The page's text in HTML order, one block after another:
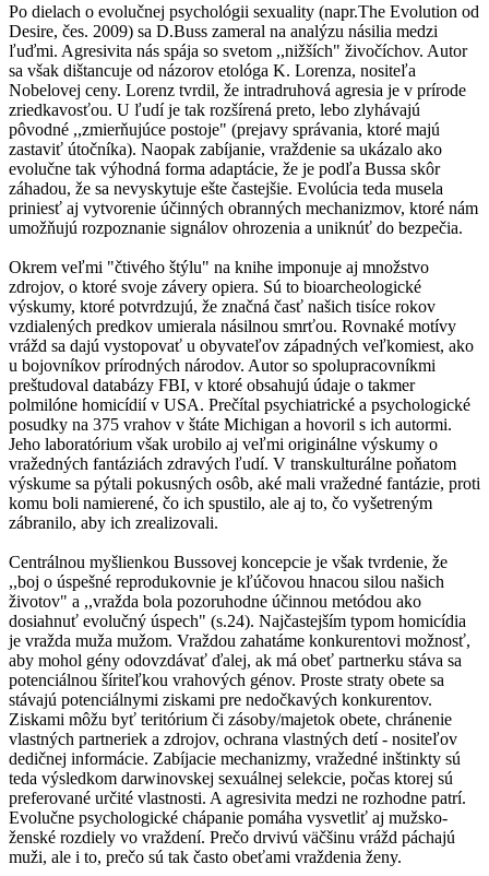
Po dielach o evolučnej psychológii sexuality (napr.The Evolution od
Desire, čes. 2009) sa D.Buss zameral na analýzu násilia medzi
ľuďmi. Agresivita nás spája so svetom ,,nižších" živočíchov. Autor
sa však dištancuje od názorov etológa K. Lorenza, nositeľa
Nobelovej ceny. Lorenz tvrdil, že intradruhová agresia je v prírode
zriedkavosťou. U ľudí je tak rozšírená preto, lebo zlyhávajú
pôvodné ,,zmierňujúce postoje" (prejavy správania, ktoré majú
zastaviť útočníka). Naopak zabíjanie, vraždenie sa ukázalo ako
evolučne tak výhodná forma adaptácie, že je podľa Bussa skôr
záhadou, že sa nevyskytuje ešte častejšie. Evolúcia teda musela
priniesť aj vytvorenie účinných obranných mechanizmov, ktoré nám
umožňujú rozpoznanie signálov ohrozenia a uniknúť do bezpečia.
Okrem veľmi "čtivého štýlu" na knihe imponuje aj množstvo
zdrojov, o ktoré svoje závery opiera. Sú to bioarcheologické
výskumy, ktoré potvrdzujú, že značná časť našich tisíce rokov
vzdialených predkov umierala násilnou smrťou. Rovnaké motívy
vrážd sa dajú vystopovať u obyvateľov západných veľkomiest, ako
u bojovníkov prírodných národov. Autor so spolupracovníkmi
preštudoval databázy FBI, v ktoré obsahujú údaje o takmer
polmilóne homicídií v USA. Prečítal psychiatrické a psychologické
posudky na 375 vrahov v štáte Michigan a hovoril s ich autormi.
Jeho laboratórium však urobilo aj veľmi originálne výskumy o
vražedných fantáziách zdravých ľudí. V transkulturálne poňatom
výskume sa pýtali pokusných osôb, aké mali vražedné fantázie, proti
komu boli namierené, čo ich spustilo, ale aj to, čo vyšetreným
zábranilo, aby ich zrealizovali.
Centrálnou myšlienkou Bussovej koncepcie je však tvrdenie, že
,,boj o úspešné reprodukovnie je kľúčovou hnacou silou našich
životov" a ,,vražda bola pozoruhodne účinnou metódou ako
dosiahnuť evolučný úspech" (s.24). Najčastejším typom homicídia
je vražda muža mužom. Vraždou zahatáme konkurentovi možnosť,
aby mohol gény odovzdávať ďalej, ak má obeť partnerku stáva sa
potenciálnou šíriteľkou vrahových génov. Proste straty obete sa
stávajú potenciálnymi ziskami pre nedočkavých konkurentov.
Ziskami môžu byť teritórium či zásoby/majetok obete, chránenie
vlastných partneriek a zdrojov, ochrana vlastných detí - nositeľov
dedičnej informácie. Zabíjacie mechanizmy, vražedné inštinkty sú
teda výsledkom darwinovskej sexuálnej selekcie, počas ktorej sú
preferované určité vlastnosti. A agresivita medzi ne rozhodne patrí.
Evolučne psychologické chápanie pomáha vysvetliť aj mužsko-
ženské rozdiely vo vraždení. Prečo drvivú väčšinu vrážd páchajú
muži, ale i to, prečo sú tak často obeťami vraždenia ženy.